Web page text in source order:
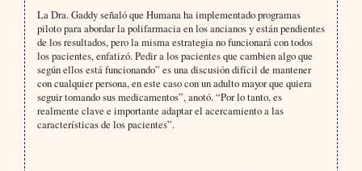
La Dra. Gaddy señaló que Humana ha implementado programas
piloto para abordar la polifarmacia en los ancianos y están pendientes
de los resultados, pero la misma estrategia no funcionará con todos
los pacientes, enfatizó. Pedir a los pacientes que cambien algo que
según ellos está funcionando” es una discusión difícil de mantener
con cualquier persona, en este caso con un adulto mayor que quiera
seguir tomando sus medicamentos”, anotó. “Por lo tanto, es
realmente clave e importante adaptar el acercamiento a las
características de los pacientes”.